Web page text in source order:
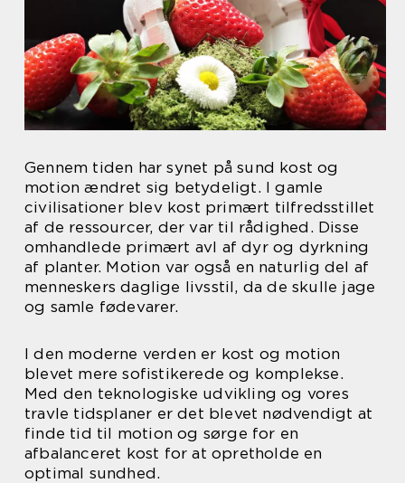
Gennem tiden har synet på sund kost og
motion ændret sig betydeligt. I gamle
civilisationer blev kost primært tilfredsstillet
af de ressourcer, der var til rådighed. Disse
omhandlede primært avl af dyr og dyrkning
af planter. Motion var også en naturlig del af
menneskers daglige livsstil, da de skulle jage
og samle fødevarer.
I den moderne verden er kost og motion
blevet mere sofistikerede og komplekse.
Med den teknologiske udvikling og vores
travle tidsplaner er det blevet nødvendigt at
finde tid til motion og sørge for en
afbalanceret kost for at opretholde en
optimal sundhed.